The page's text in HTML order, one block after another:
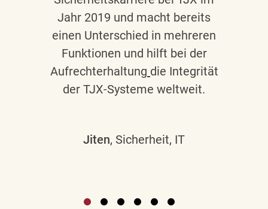
Jahr 2019 und macht bereits
einen Unterschied in mehreren
Funktionen und hilft bei der
Aufrechterhaltung die Integrität
der TJX-Systeme weltweit.
Jiten, Sicherheit, IT